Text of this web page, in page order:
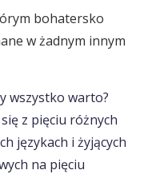
bohatersko
w żadnym innym
wszystko warto?
z pięciu różnych
językach i żyjących
na pięciu